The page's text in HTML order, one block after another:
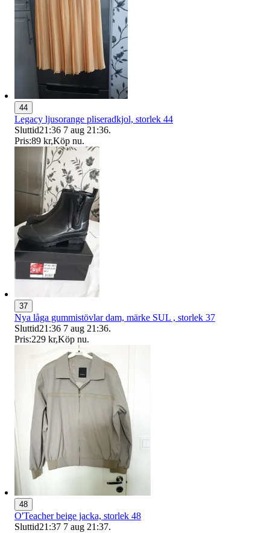
44
Legacy ljusorange pliseradkjol, storlek 44
Sluttid21:36 7 aug 21:36.
Pris:89 kr,Köp nu.
37
Nya låga gummistövlar dam, märke SUL , storlek 37
Sluttid21:36 7 aug 21:36.
Pris:229 kr,Köp nu.
48
O'Teacher beige jacka, storlek 48
Sluttid21:37 7 aug 21:37.